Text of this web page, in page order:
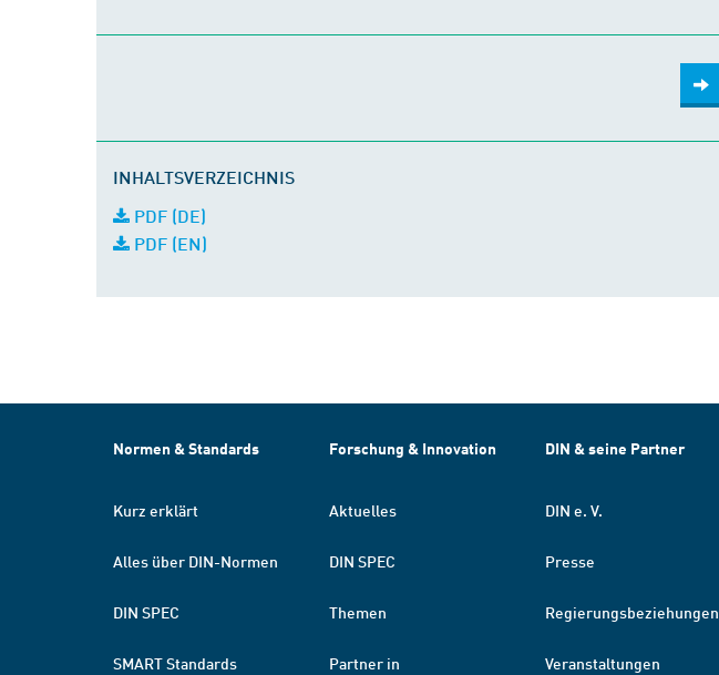
INHALTSVERZEICHNIS
PDF (DE)
PDF (EN)
Normen & Standards
Kurz erklärt
Alles über DIN-Normen
DIN SPEC
SMART Standards
Forschung & Innovation
Aktuelles
DIN SPEC
Themen
Partner in
DIN & seine Partner
DIN e. V.
Presse
Regierungsbeziehungen
Veranstaltungen